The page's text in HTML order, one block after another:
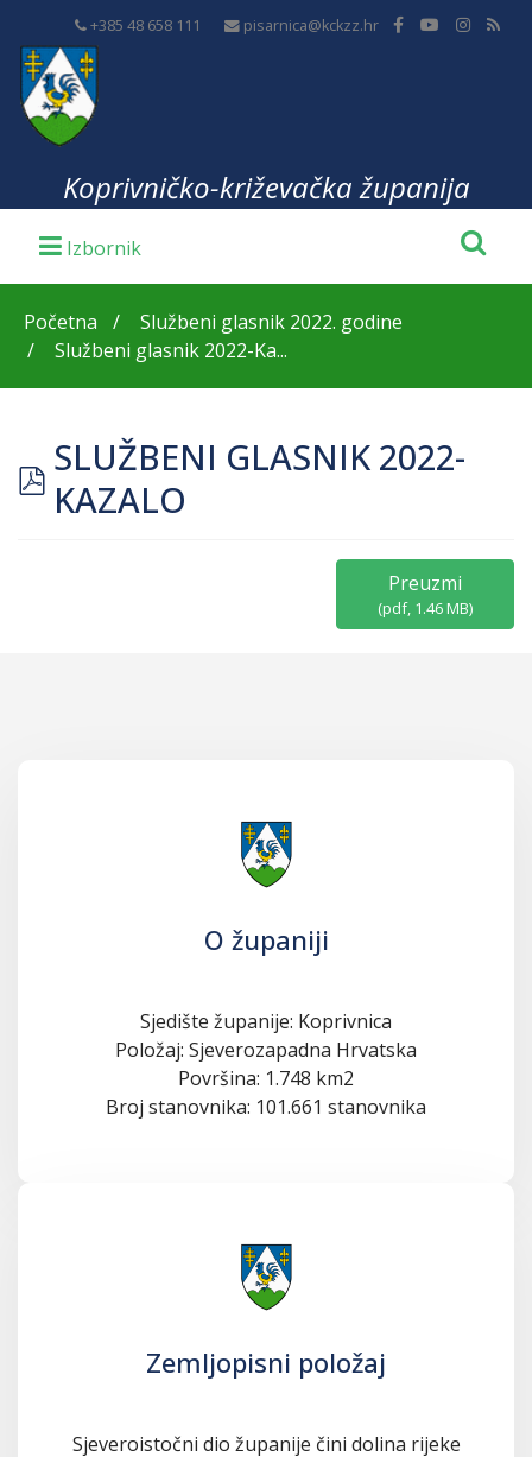
+385 48 658 111 pisarnica@kckzz.hr
Koprivničko-križevačka županija
Početna
Službeni glasnik 2022. godine
Službeni glasnik 2022-Ka...
pdf
SLUŽBENI GLASNIK 2022-
KAZALO
Preuzmi
(pdf, 1.46 MB)
O županiji
Sjedište županije: Koprivnica
Položaj: Sjeverozapadna Hrvatska
Površina: 1.748 km2
Broj stanovnika: 101.661 stanovnika
Zemljopisni položaj
Sjeveroistočni dio županije čini dolina rijeke